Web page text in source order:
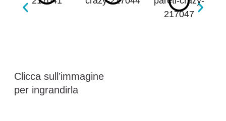
Clicca sull’immagine
per ingrandirla